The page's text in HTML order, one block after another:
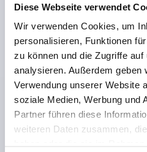
Diese Webseite verwendet
Wir verwenden Cookies, um
personalisieren, Funktionen
zu können und die Zugriffe
analysieren. Außerdem geben
Verwendung unserer Website
soziale Medien, Werbung und
Partner führen diese
weiteren Daten zusammen,
ZYLINDERGRIFF DREHBAR
INNENGEWINDE D=M04,
KOMP:EDELSTAHL
GEWINDEART=INNENGEWINDE
GEWINDETIEFE=8
MATERIAL